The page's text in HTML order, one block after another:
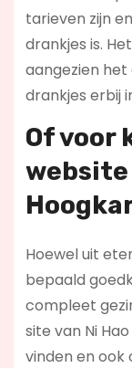
tarieven zijn
drankjes is.
aangezien
drankjes erbij
Of voor
website
Hoewel uit
bepaald
compleet
site van Ni
vinden en ook